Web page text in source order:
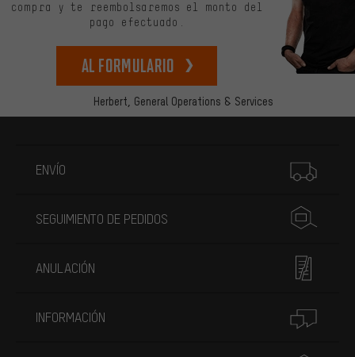
Herbert, General Operations & Services
compra y te reembolsaremos el monto del
pago efectuado.
Al formulario
ENVÍO
SEGUIMIENTO DE PEDIDOS
ANULACIÓN
INFORMACIÓN